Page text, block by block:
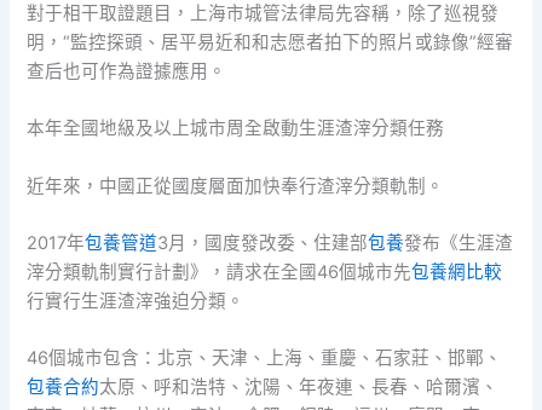
對于相干取證題目，上海市城管法律局先容稱，除了巡視發
明，“監控探頭、居平易近和和志愿者拍下的照片或錄像”經審
查后也可作為證據應用。
本年全國地級及以上城市周全啟動生涯渣滓分類任務
近年來，中國正從國度層面加快奉行渣滓分類軌制。
2017年包養管道3月，國度發改委、住建部包養發布《生涯渣
滓分類軌制實行計劃》，請求在全國46個城市先包養網比較
行實行生涯渣滓強迫分類。
46個城市包含：北京、天津、上海、重慶、石家莊、邯鄲、
包養合約太原、呼和浩特、沈陽、年夜連、長春、哈爾濱、